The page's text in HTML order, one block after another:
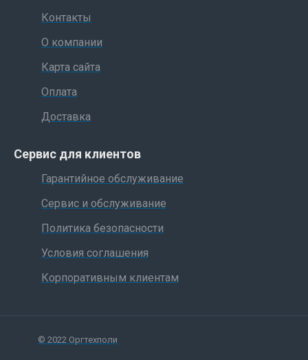
Контакты
О компании
Карта сайта
Оплата
Доставка
Сервис для клиентов
Гарантийное обслуживание
Сервис и обслуживание
Политика безопасности
Условия соглашения
Корпоративным клиентам
© 2022 Оргтехполи